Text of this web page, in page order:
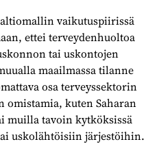
vaikutuspiirissä
ettei terveydenhuoltoa
tai uskontojen
maailmassa tilanne
osa terveyssektorin
kuten Saharan
muilla tavoin kytköksissä
uskolähtöisiin järjestöihin.